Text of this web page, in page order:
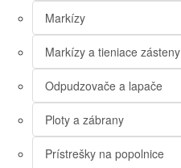
Markízy
Markízy a tieniace zásteny
Odpudzovače a lapače
Ploty a zábrany
Prístrešky na popolnice